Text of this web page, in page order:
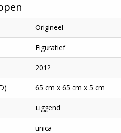
Origineel
Figuratief
2012
65 cm x 65 cm x 5 cm
Liggend
unica